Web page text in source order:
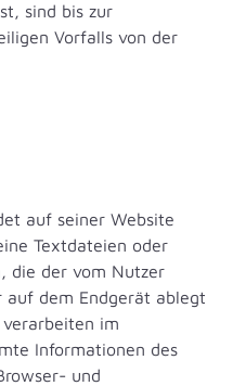
sind bis zur
Vorfalls von der
auf seiner Website
Textdateien oder
die der vom Nutzer
dem Endgerät ablegt
verarbeiten im
Informationen des
und